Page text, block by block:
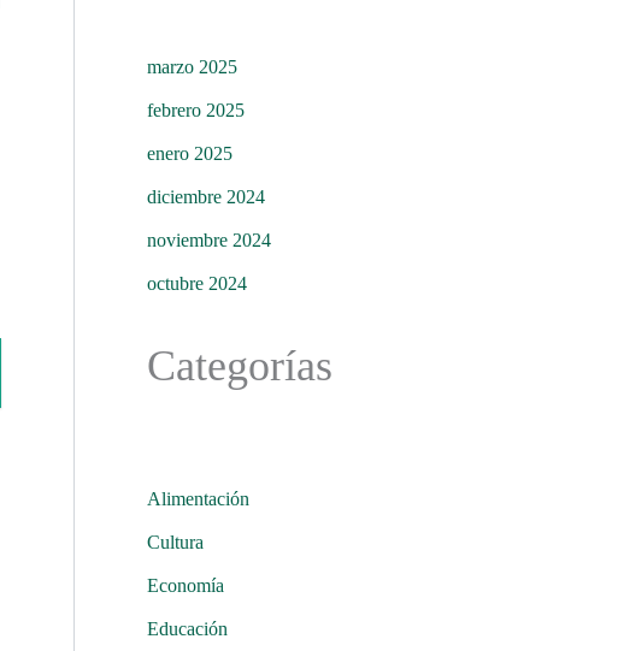
marzo 2025
febrero 2025
enero 2025
diciembre 2024
noviembre 2024
octubre 2024
Categorías
Alimentación
Cultura
Economía
Educación